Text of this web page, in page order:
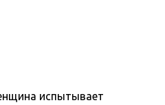
испытывает